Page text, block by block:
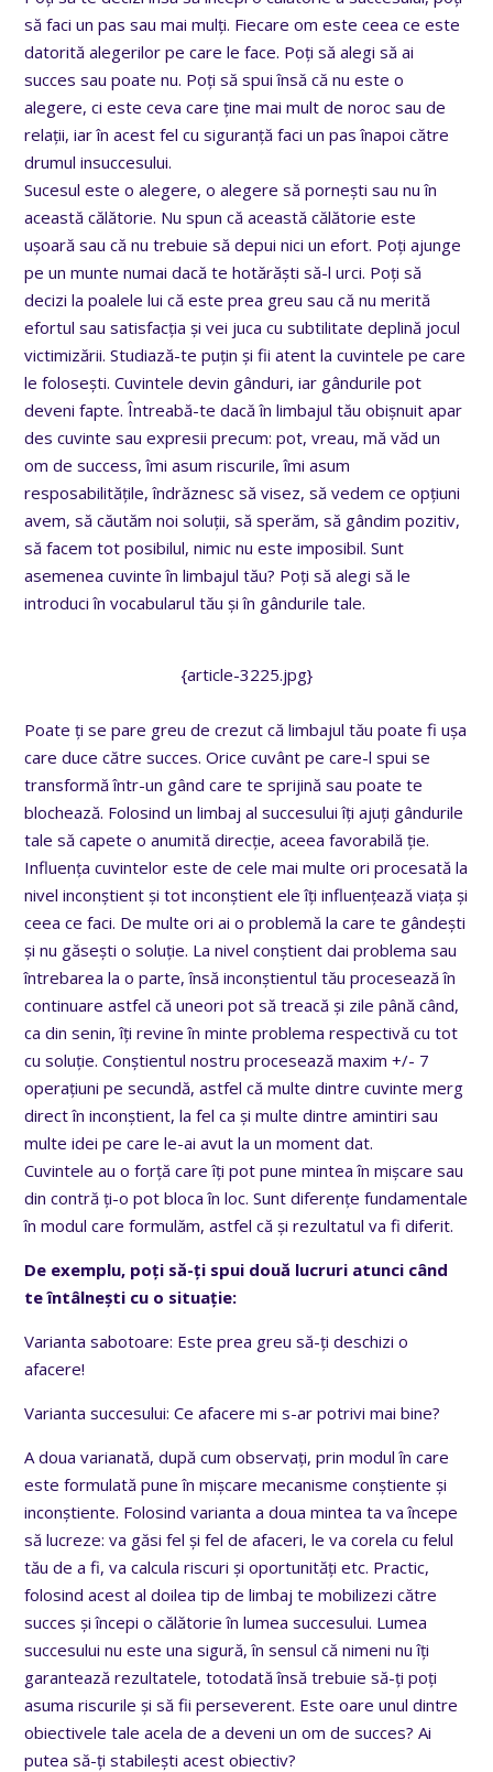
să faci un pas sau mai mulți. Fiecare om este ceea ce este
datorită alegerilor pe care le face. Poți să alegi să ai
succes sau poate nu. Poți să spui însă că nu este o
alegere, ci este ceva care ține mai mult de noroc sau de
relații, iar în acest fel cu siguranță faci un pas înapoi către
drumul insuccesului.
Sucesul este o alegere, o alegere să pornești sau nu în
această călătorie. Nu spun că această călătorie este
ușoară sau că nu trebuie să depui nici un efort. Poți ajunge
pe un munte numai dacă te hotărăști să-l urci. Poți să
decizi la poalele lui că este prea greu sau că nu merită
efortul sau satisfacția și vei juca cu subtilitate deplină jocul
victimizării. Studiază-te puțin și fii atent la cuvintele pe care
le folosești. Cuvintele devin gânduri, iar gândurile pot
deveni fapte. Întreabă-te dacă în limbajul tău obișnuit apar
des cuvinte sau expresii precum: pot, vreau, mă văd un
om de success, îmi asum riscurile, îmi asum
resposabilitățile, îndrăznesc să visez, să vedem ce opțiuni
avem, să căutăm noi soluții, să sperăm, să gândim pozitiv,
să facem tot posibilul, nimic nu este imposibil. Sunt
asemenea cuvinte în limbajul tău? Poți să alegi să le
introduci în vocabularul tău și în gândurile tale.
{article-3225.jpg}
Poate ți se pare greu de crezut că limbajul tău poate fi ușa
care duce către succes. Orice cuvânt pe care-l spui se
transformă într-un gând care te sprijină sau poate te
blochează. Folosind un limbaj al succesului îți ajuți gândurile
tale să capete o anumită direcție, aceea favorabilă ție.
Influența cuvintelor este de cele mai multe ori procesată la
nivel inconștient și tot inconștient ele îți influențează viața și
ceea ce faci. De multe ori ai o problemă la care te gândești
și nu găsești o soluție. La nivel conștient dai problema sau
întrebarea la o parte, însă inconștientul tău procesează în
continuare astfel că uneori pot să treacă și zile până când,
ca din senin, îți revine în minte problema respectivă cu tot
cu soluție. Conștientul nostru procesează maxim +/- 7
operațiuni pe secundă, astfel că multe dintre cuvinte merg
direct în inconștient, la fel ca și multe dintre amintiri sau
multe idei pe care le-ai avut la un moment dat.
Cuvintele au o forță care îți pot pune mintea în mișcare sau
din contră ți-o pot bloca în loc. Sunt diferențe fundamentale
în modul care formulăm, astfel că și rezultatul va fi diferit.
De exemplu, poți să-ți spui două lucruri atunci când
te întâlnești cu o situație:
Varianta sabotoare: Este prea greu să-ți deschizi o
afacere!
Varianta succesului: Ce afacere mi s-ar potrivi mai bine?
A doua varianată, după cum observați, prin modul în care
este formulată pune în mișcare mecanisme conștiente și
inconștiente. Folosind varianta a doua mintea ta va începe
să lucreze: va găsi fel și fel de afaceri, le va corela cu felul
tău de a fi, va calcula riscuri și oportunități etc. Practic,
folosind acest al doilea tip de limbaj te mobilizezi către
succes și începi o călătorie în lumea succesului. Lumea
succesului nu este una sigură, în sensul că nimeni nu îți
garantează rezultatele, totodată însă trebuie să-ți poți
asuma riscurile și să fii perseverent. Este oare unul dintre
obiectivele tale acela de a deveni un om de succes? Ai
putea să-ți stabilești acest obiectiv?